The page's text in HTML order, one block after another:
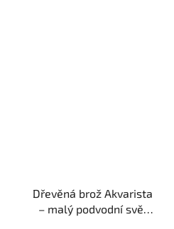
Dřevěná brož Akvarista
– malý podvodní svět